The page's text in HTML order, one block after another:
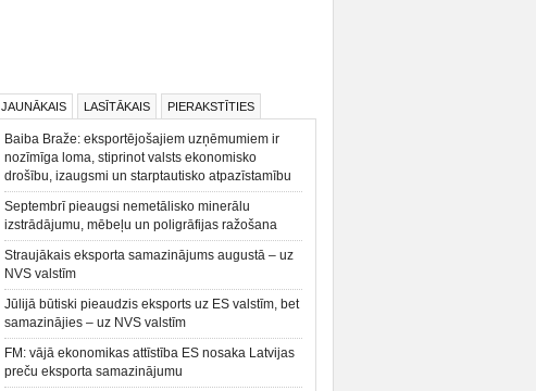
JAUNĀKAIS LASĪTĀKAIS PIERAKSTĪTIES
Baiba Braže: eksportējošajiem uzņēmumiem ir
nozīmīga loma, stiprinot valsts ekonomisko
drošību, izaugsmi un starptautisko atpazīstamību
Septembrī pieaugsi nemetālisko minerālu
izstrādājumu, mēbeļu un poligrāfijas ražošana
Straujākais eksporta samazinājums augustā – uz
NVS valstīm
Jūlijā būtiski pieaudzis eksports uz ES valstīm, bet
samazinājies – uz NVS valstīm
FM: vājā ekonomikas attīstība ES nosaka Latvijas
preču eksporta samazinājumu